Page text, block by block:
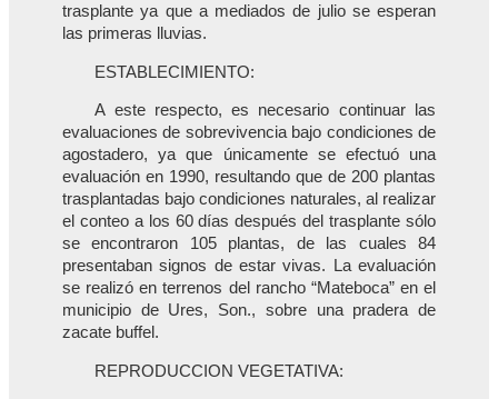
trasplante ya que a mediados de julio se esperan
las primeras lluvias.
ESTABLECIMIENTO:
A este respecto, es necesario continuar las
evaluaciones de sobrevivencia bajo condiciones de
agostadero, ya que únicamente se efectuó una
evaluación en 1990, resultando que de 200 plantas
trasplantadas bajo condiciones naturales, al realizar
el conteo a los 60 días después del trasplante sólo
se encontraron 105 plantas, de las cuales 84
presentaban signos de estar vivas. La evaluación
se realizó en terrenos del rancho “Mateboca” en el
municipio de Ures, Son., sobre una pradera de
zacate buffel.
REPRODUCCION VEGETATIVA: